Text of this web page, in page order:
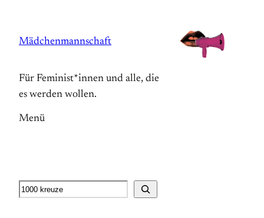
springen
Mädchenmannschaft
Für Feminist*innen und alle, die
es werden wollen.
Menü
Suche